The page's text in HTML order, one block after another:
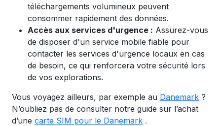
téléchargements volumineux peuvent
consommer rapidement des données.
Accès aux services d'urgence : Assurez-vous
de disposer d'un service mobile fiable pour
contacter les services d'urgence locaux en cas
de besoin, ce qui renforcera votre sécurité lors
de vos explorations.
Vous voyagez ailleurs, par exemple au Danemark ?
N’oubliez pas de consulter notre guide sur l’achat
d’une carte SIM pour le Danemark .